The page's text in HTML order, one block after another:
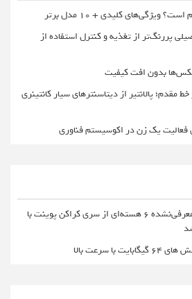
ویژگی‌های کلیدی + 10 مدل برتر
پررنگ‌تر از تغذیه و کنترل استفاده از
پالانتیر از دیتاسنترهای سیار کانتینری
فعالیت یک زن در اکوسیستم فناوری
پردازنده معرفی‌نشده 6 هسته‌ای از سری کراکن پوینت با
با سرعت بالا